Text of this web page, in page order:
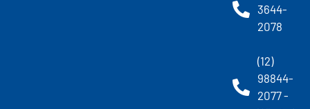
3644-
2078
(12)
98844-
2077 -